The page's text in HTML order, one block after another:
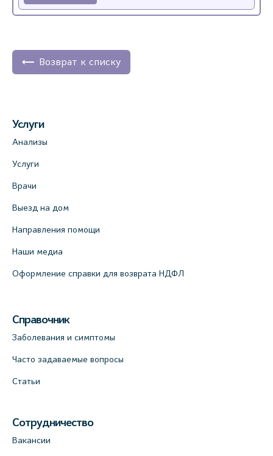
Возврат к списку
Услуги
Анализы
Услуги
Врачи
Выезд на дом
Направления помощи
Наши медиа
Оформление справки для возврата НДФЛ
Справочник
Заболевания и симптомы
Часто задаваемые вопросы
Статьи
Сотрудничество
Вакансии